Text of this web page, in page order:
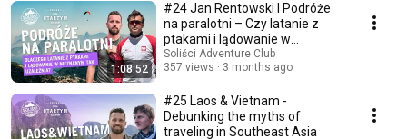
1:08:52
#24 Jan Rentowski I Podróże
na paralotni – Czy latanie z
ptakami i lądowanie w
nieznanym uzależnia?
Soliści Adventure Club
357 views
3 months ago
#25 Laos & Vietnam -
Debunking the myths of
traveling in Southeast Asia